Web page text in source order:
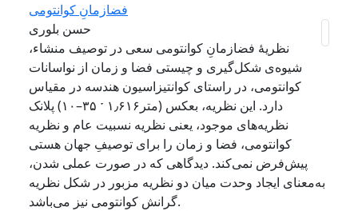
فضازمانِ کوانتومی
حسن بلوری
نظریهٔ فضازمانِ کوانتومی سعی در توصیف منشاء،
شیوه‌ی شکل‌گیری و چیستی فضا و زمان از نواسانات
کوانتومی، در راستای کوانتیزاسیون هندسه‌ در مقیاس
پلانک (۳۵–۱۰ ˑ ۱٫۶۱۶متر) دارد. این نظریه،‌‌ بعکس
نظریه‌های موجود، یعنی نظریه نسبیت عام و نظریه
کوانتومی، فضا و زمان را برای توصیفِ جهان هستی
پیش‌فرض نمی‌کند. دیدگاهی که‌ در صورت عملی شدن،
به‌‌معنای ایجاد وحدت میان دو نظریه مزبور در شکل نظریه
گرانش کوانتومی نیز می‌باشد.